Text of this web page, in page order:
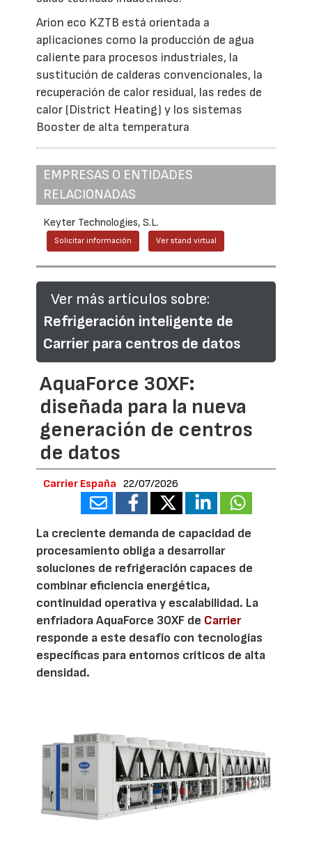
Arion eco KZTB está orientada a
aplicaciones como la producción de agua
caliente para procesos industriales, la
sustitución de calderas convencionales, la
recuperación de calor residual, las redes de
calor (District Heating) y los sistemas
Booster de alta temperatura
EMPRESAS O ENTIDADES
RELACIONADAS
Keyter Technologies, S.L.
Solicitar información Ver stand virtual
Ver más artículos sobre:
Refrigeración inteligente de
Carrier para centros de datos
AquaForce 30XF:
diseñada para la nueva
generación de centros
de datos
Carrier España 22/07/2026
La creciente demanda de capacidad de
procesamiento obliga a desarrollar
soluciones de refrigeración capaces de
combinar eficiencia energética,
continuidad operativa y escalabilidad. La
enfriadora AquaForce 30XF de Carrier
responde a este desafío con tecnologías
específicas para entornos críticos de alta
densidad.